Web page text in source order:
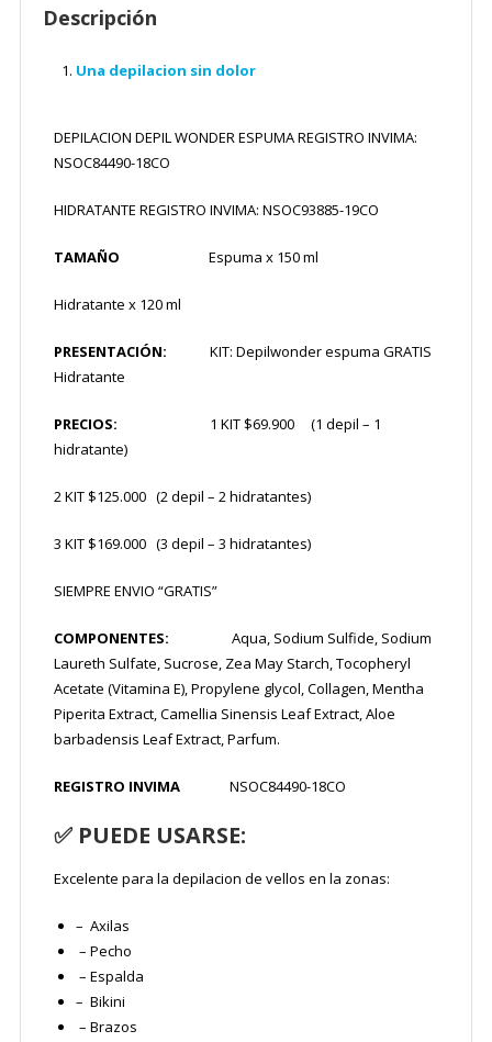
Descripción
Una depilacion sin dolor
DEPILACION DEPIL WONDER ESPUMA REGISTRO INVIMA:
NSOC84490-18CO
HIDRATANTE REGISTRO INVIMA: NSOC93885-19CO
TAMAÑO Espuma x 150 ml
Hidratante x 120 ml
PRESENTACIÓN: KIT: Depilwonder espuma GRATIS
Hidratante
PRECIOS: 1 KIT $69.900 (1 depil – 1
hidratante)
2 KIT $125.000 (2 depil – 2 hidratantes)
3 KIT $169.000 (3 depil – 3 hidratantes)
SIEMPRE ENVIO “GRATIS”
COMPONENTES: Aqua, Sodium Sulfide, Sodium
Laureth Sulfate, Sucrose, Zea May Starch, Tocopheryl
Acetate (Vitamina E), Propylene glycol, Collagen, Mentha
Piperita Extract, Camellia Sinensis Leaf Extract, Aloe
barbadensis Leaf Extract, Parfum.
REGISTRO INVIMA NSOC84490-18CO
✅PUEDE USARSE:
Excelente para la depilacion de vellos en la zonas:
– Axilas
– Pecho
– Espalda
– Bikini
– Brazos